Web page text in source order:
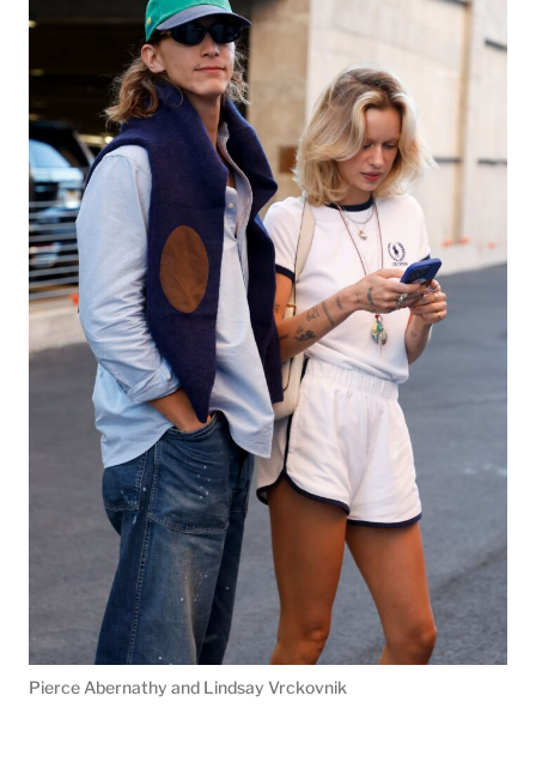
Pierce Abernathy and Lindsay Vrckovnik